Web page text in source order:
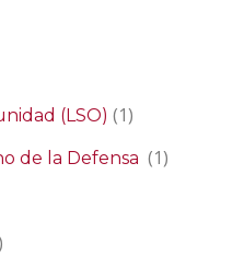
(LSO) (1)
de la Defensa (1)